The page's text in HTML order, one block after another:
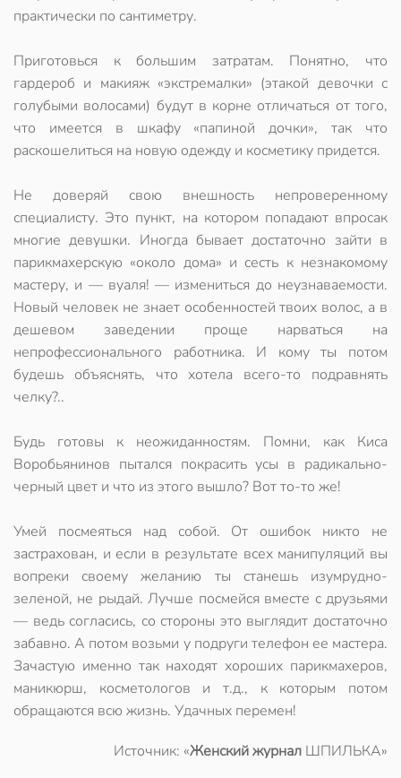
практически по сантиметру.
Приготовься к большим затратам. Понятно, что
гардероб и макияж «экстремалки» (этакой девочки с
голубыми волосами) будут в корне отличаться от того,
что имеется в шкафу «папиной дочки», так что
раскошелиться на новую одежду и косметику придется.
Не доверяй свою внешность непроверенному
специалисту. Это пункт, на котором попадают впросак
многие девушки. Иногда бывает достаточно зайти в
парикмахерскую «около дома» и сесть к незнакомому
мастеру, и — вуаля! — измениться до неузнаваемости.
Новый человек не знает особенностей твоих волос, а в
дешевом заведении проще нарваться на
непрофессионального работника. И кому ты потом
будешь объяснять, что хотела всего-то подравнять
челку?..
Будь готовы к неожиданностям. Помни, как Киса
Воробьянинов пытался покрасить усы в радикально-
черный цвет и что из этого вышло? Вот то-то же!
Умей посмеяться над собой. От ошибок никто не
застрахован, и если в результате всех манипуляций вы
вопреки своему желанию ты станешь изумрудно-
зеленой, не рыдай. Лучше посмейся вместе с друзьями
— ведь согласись, со стороны это выглядит достаточно
забавно. А потом возьми у подруги телефон ее мастера.
Зачастую именно так находят хороших парикмахеров,
маникюрш, косметологов и т.д., к которым потом
обращаются всю жизнь. Удачных перемен!
Источник: «Женский журнал ШПИЛЬКА»